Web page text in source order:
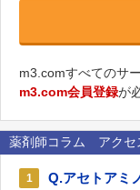
m3.comすべてのサ
m3.com会員登録が
薬剤師コラム アクセ
1 Q.アセトアミ